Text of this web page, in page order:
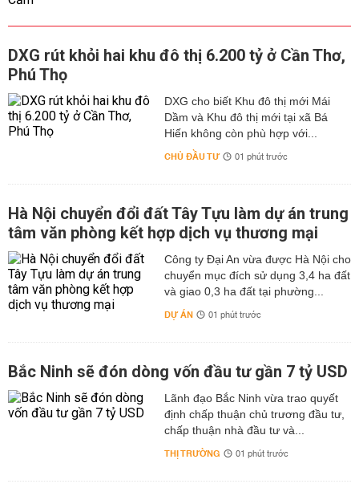
DXG rút khỏi hai khu đô thị 6.200 tỷ ở Cần Thơ,
Phú Thọ
DXG cho biết Khu đô thị mới Mái
Dầm và Khu đô thị mới tại xã Bá
Hiến không còn phù hợp với...
CHỦ ĐẦU TƯ 01 phút trước
Hà Nội chuyển đổi đất Tây Tựu làm dự án trung
tâm văn phòng kết hợp dịch vụ thương mại
Công ty Đại An vừa được Hà Nội cho
chuyển mục đích sử dụng 3,4 ha đất
và giao 0,3 ha đất tại phường...
DỰ ÁN 01 phút trước
Bắc Ninh sẽ đón dòng vốn đầu tư gần 7 tỷ USD
Lãnh đạo Bắc Ninh vừa trao quyết
định chấp thuận chủ trương đầu tư,
chấp thuận nhà đầu tư và...
THỊ TRƯỜNG 01 phút trước